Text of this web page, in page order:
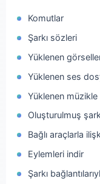
Komutlar
Şarkı sözleri
Yüklenen
Yüklenen ses
Yüklenen
Oluşturulmuş
Bağlı araçlarla
Eylemleri indir
Şarkı